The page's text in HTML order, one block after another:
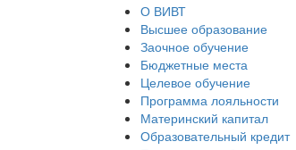
О ВИВТ
Высшее образование
Заочное обучение
Бюджетные места
Целевое обучение
Программа лояльности
Материнский капитал
Образовательный кредит